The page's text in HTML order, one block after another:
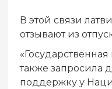
В этой связи
отзывают из
также запросила
поддержку у